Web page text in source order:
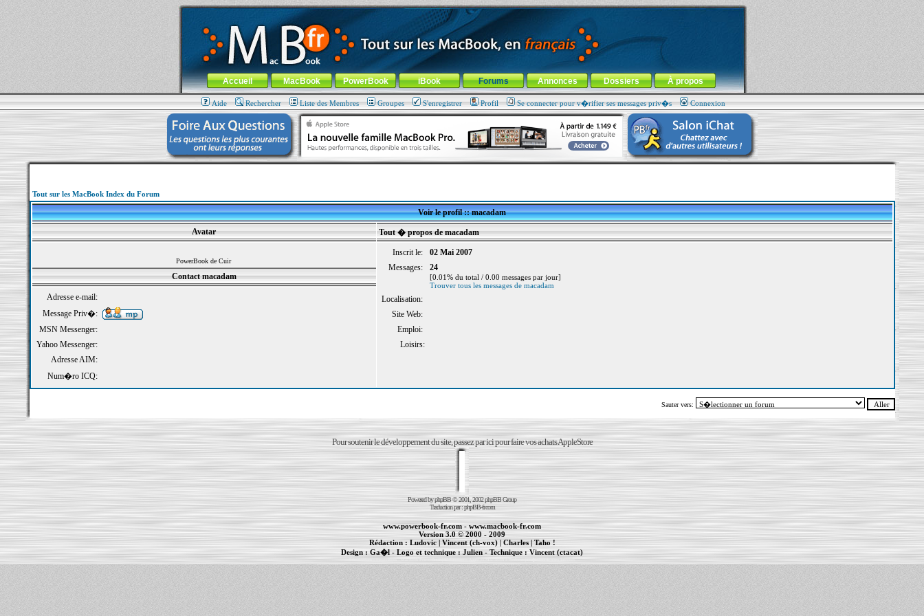
MacBook-fr.com : 100% Apple... 100% nomade !
Aller au contenu-Aller au menu général-Aller au menu de la rubrique
Menu général
Accueil MacBook PowerBook iBook Forums Annonces Dossiers À propos
Aide Rechercher Liste des Membres Groupes S'enregistrer Profil Se connecter pour v�rifier ses messages priv�s Connexion
Tout sur les MacBook Index du Forum
Voir le profil :: macadam
Avatar
Tout � propos de macadam
PowerBook de Cuir
Inscrit le:
02 Mai 2007
Messages:
24
[0.01% du total / 0.00 messages par jour]
Trouver tous les messages de macadam
Localisation:
Site Web:
Emploi:
Loisirs:
Contact macadam
Adresse e-mail:
Message Priv�:
MSN Messenger:
Yahoo Messenger:
Adresse AIM:
Num�ro ICQ:
Sauter vers:
Pour soutenir le développement du site, passez par ici pour faire vos achats AppleStore
Powered byphpBB© 2001, 2002 phpBB Group
Traduction par :phpBB-fr.com
www.powerbook-fr.com - www.macbook-fr.com
Version 3.0 © 2000 - 2009
Rédaction :Ludovic|Vincent (ch-vox)|Charles|Taho !
Design :Ga�l - Logo et technique :Julien - Technique : Vincent (ctacat)
MacBook Pro Maintenance Apple et Macintosh à Toulouse